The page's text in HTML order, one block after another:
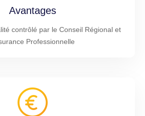
Avantages
contrôlé par le Conseil Régional et
Professionnelle